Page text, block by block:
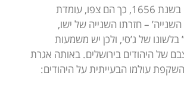
מרשים לא פחות. בשנת 1656, כך הם צפו, עומדת
– חזרתו השנייה של ישו,
של ג’סי, ולכן יש משמעות
של היהודים בירושלים. באותה אגרת
עולמו הבעייתית על היהודים: